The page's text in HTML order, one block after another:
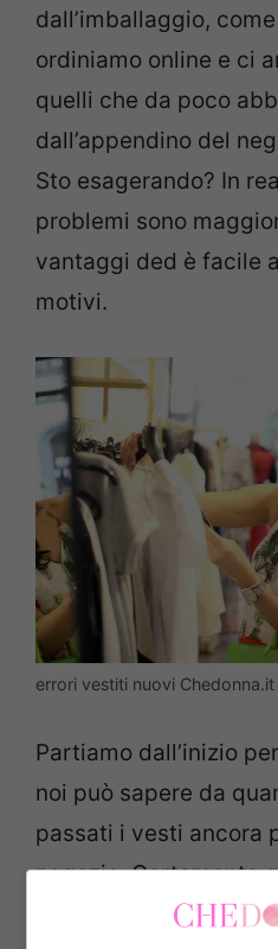
dall’imballaggio,
ordiniamo online e ci
quelli che da poco
dall’appendino del
Sto esagerando? In
problemi sono
vantaggi ded è facile
motivi.
errori vestiti nuovi Chedonna.it
Partiamo dall’inizio
noi può sapere da
passati i vesti ancora
negozio. Certamente
confezionati ma